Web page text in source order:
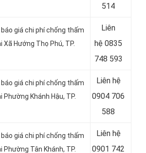
514
giá chi phí chống thấm
Hướng Thọ Phú, TP.
Liên
hệ 0835
748 593
giá chi phí chống thấm
Khánh Hậu, TP.
Liên hệ
0904 706
588
giá chi phí chống thấm
Tân Khánh, TP.
Liên hệ
0901 742